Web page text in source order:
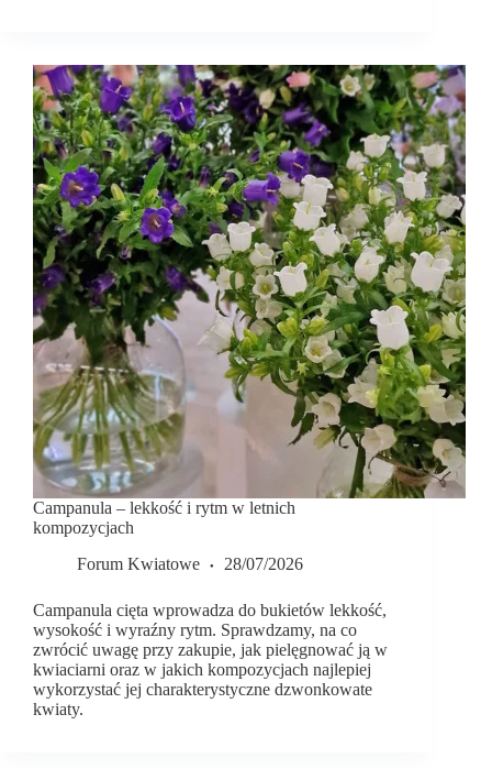
Campanula – lekkość i rytm w letnich
kompozycjach
Forum Kwiatowe
28/07/2026
Campanula cięta wprowadza do bukietów lekkość,
wysokość i wyraźny rytm. Sprawdzamy, na co
zwrócić uwagę przy zakupie, jak pielęgnować ją w
kwiaciarni oraz w jakich kompozycjach najlepiej
wykorzystać jej charakterystyczne dzwonkowate
kwiaty.